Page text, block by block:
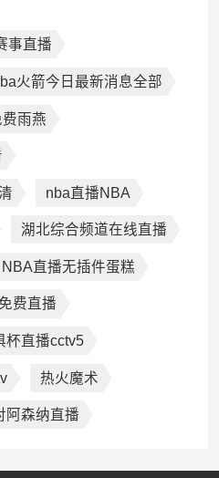
事直播
火箭今日最新消息全部
雨燕
nba直播NBA
湖北综合频道在线直播
NBA直播无插件蛋糕
费直播
杯直播cctv5
热火魔术
阿森纳直播